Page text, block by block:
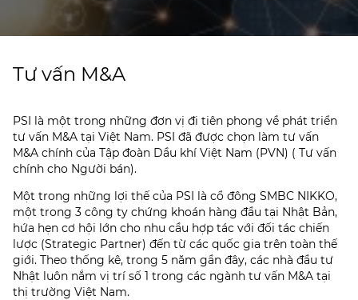
Tư vấn M&A
PSI là một trong những đơn vị đi tiên phong về phát triển
tư vấn M&A tại Việt Nam. PSI đã được chọn làm tư vấn
M&A chính của Tập đoàn Dầu khí Việt Nam (PVN) ( Tư vấn
chính cho Người bán).
Một trong những lợi thế của PSI là cổ đông SMBC NIKKO,
một trong 3 công ty chứng khoán hàng đầu tại Nhật Bản,
hứa hẹn cơ hội lớn cho nhu cầu hợp tác với đối tác chiến
lược (Strategic Partner) đến từ các quốc gia trên toàn thế
giới. Theo thống kê, trong 5 năm gần đây, các nhà đầu tư
Nhật luôn nắm vị trí số 1 trong các ngành tư vấn M&A tại
thị trường Việt Nam.